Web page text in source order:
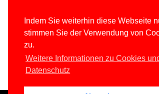
Indem Sie weiterhin diese Webseite
stimmen Sie der Verwendung von
zu.
Weitere Informationen zu Cookies
Datenschutz